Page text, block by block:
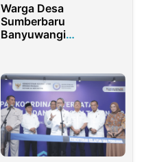
Warga Desa
Sumberbaru
Banyuwangi
di Dusun Umbulrejo